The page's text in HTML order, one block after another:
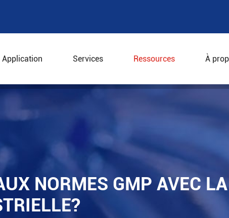
Application Services Ressources À
NORMES GMP AVEC LA